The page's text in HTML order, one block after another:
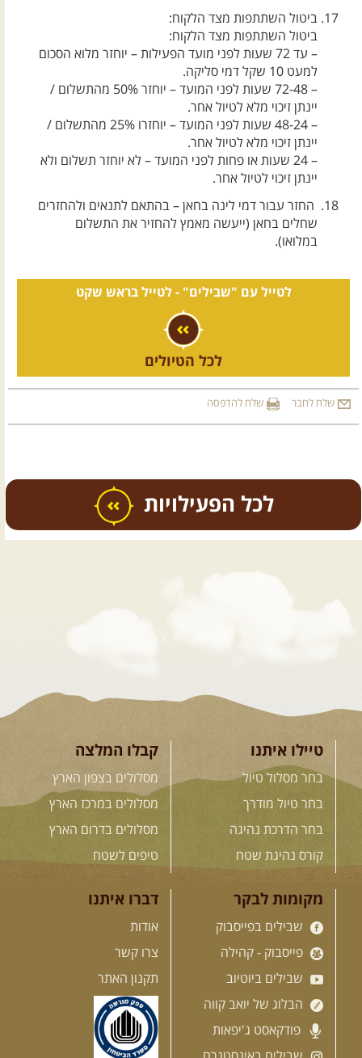
ביטול השתתפות מצד הלקוח:
ביטול השתתפות מצד הלקוח:
– עד 72 שעות לפני מועד הפעילות – יוחזר מלוא הסכום
למעט 10 שקל דמי סליקה.
– 72-48 שעות לפני המועד – יוחזר 50% מהתשלום /
יינתן זיכוי מלא לטיול אחר.
– 48-24 שעות לפני המועד – יוחזרו 25% מהתשלום /
יינתן זיכוי מלא לטיול אחר.
– 24 שעות או פחות לפני המועד – לא יוחזר תשלום ולא
יינתן זיכוי לטיול אחר.
החזר עבור דמי לינה בחאן – בהתאם לתנאים ולהחזרים
שחלים בחאן (ייעשה מאמץ להחזיר את התשלום
במלואו).
לטייל עם "שבילים" -לטייל בראש שקט
לכל הטיולים
שלח לחבר שלח להדפסה
כל הפעילויות
טיולים מודרכים בארץ
12-13.08.2026 רביעי-חמישי
בלדה בין כוכבים במכתש רמון-
בחרנו לילה מיוחד לטיול מיוחד!
השמיים יהיו נקיים, הכוכבים ...
[המשך]
14.08.2026 שישי- מעיינות
ואתגרים בצפון הרמה
מסלול חדש בצפון רמת הגולן בהובלת
[המשך]
15.08.2026 שבת- חדש! נופי
הגליל ונחל צלמון
נצא מצומת גולנו למסע שטח מרתק
טיילו איתנו
בחר מסלול טיול
בחר טיול מודרך
בחר הדרכת נהיגה
קורס נהיגת שטח
קבלו המלצה
מסלולים בצפון הארץ
מסלולים במרכז הארץ
מסלולים בדרום הארץ
טיפים לשטח
מקומות לבקר
שבילים בפייסבוק
פייסבוק - קהילה
שבילים ביוטיוב
הבלוג של יואב קווה
פודקאסט ג'יפאות
דברו איתנו
אודות
צרו קשר
תקנון האתר